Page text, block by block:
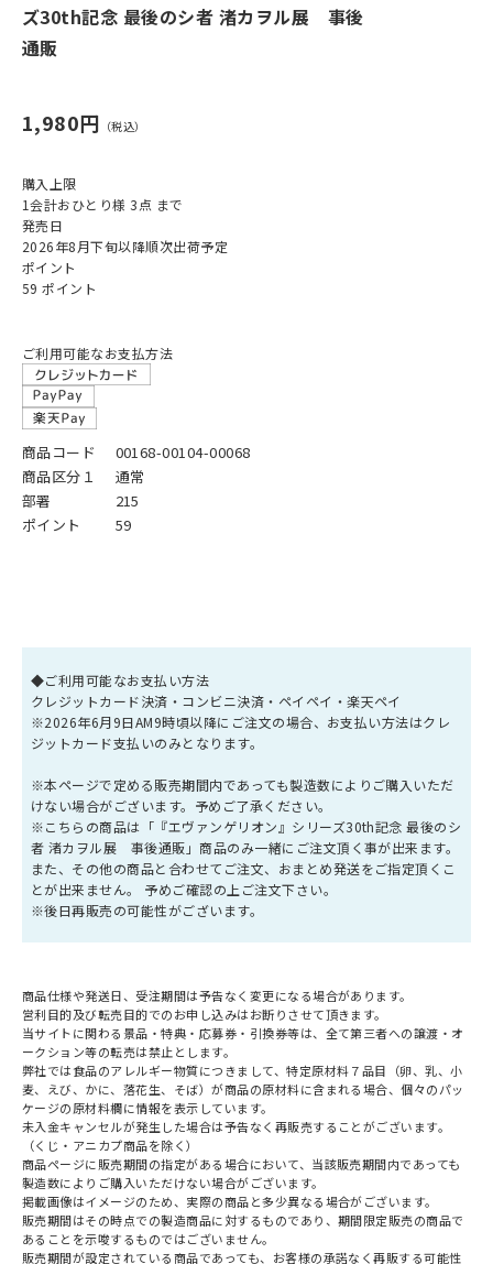
ズ30th記念 最後のシ者 渚カヲル展 事後
通販
1,980円
購入上限
1会計おひとり様 3点 まで
発売日
2026年8月下旬以降順次出荷予定
ポイント
59 ポイント
ご利用可能なお支払方法
商品コード
00168-00104-00068
商品区分１
通常
部署
215
ポイント
59
◆ご利用可能なお支払い方法
クレジットカード決済・コンビニ決済・ペイペイ・楽天ペイ
※2026年6月9日AM9時頃以降にご注文の場合、お支払い方法はクレ
ジットカード支払いのみとなります。
※本ページで定める販売期間内であっても製造数によりご購入いただ
けない場合がございます。予めご了承ください。
※こちらの商品は「『エヴァンゲリオン』シリーズ30th記念 最後のシ
者 渚カヲル展 事後通販」商品のみ一緒にご注文頂く事が出来ます。
また、その他の商品と合わせてご注文、おまとめ発送をご指定頂くこ
とが出来ません。 予めご確認の上ご注文下さい。
※後日再販売の可能性がございます。
商品仕様や発送日、受注期間は予告なく変更になる場合があります。
営利目的及び転売目的でのお申し込みはお断りさせて頂きます。
当サイトに関わる景品・特典・応募券・引換券等は、全て第三者への譲渡・オ
ークション等の転売は禁止とします。
弊社では食品のアレルギー物質につきまして、特定原材料７品目（卵、乳、小
麦、えび、かに、落花生、そば）が商品の原材料に含まれる場合、個々のパッ
ケージの原材料欄に情報を表示しています。
未入金キャンセルが発生した場合は予告なく再販売することがございます。
（くじ・アニカプ商品を除く）
商品ページに販売期間の指定がある場合において、当該販売期間内であっても
製造数によりご購入いただけない場合がございます。
掲載画像はイメージのため、実際の商品と多少異なる場合がございます。
販売期間はその時点での製造商品に対するものであり、期間限定販売の商品で
あることを示唆するものではございません。
販売期間が設定されている商品であっても、お客様の承諾なく再販する可能性